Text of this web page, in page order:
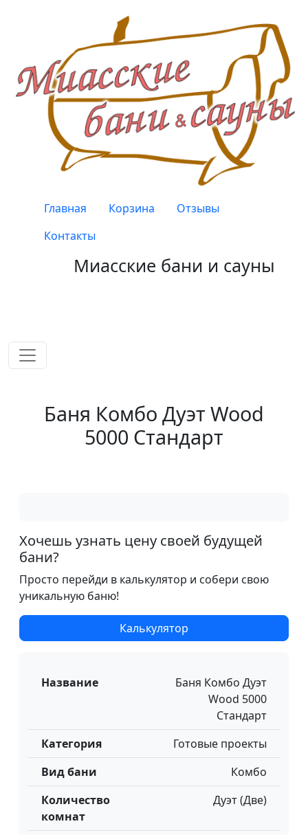
Верхнее меню
Главная Корзина
Отзывы
Контакты
Миасские бани и сауны
Баня Комбо Дуэт Wood
5000 Стандарт
Хочешь узнать цену своей будущей
бани?
Просто перейди в калькулятор и собери свою
уникальную баню!
Калькулятор
Название
Баня Комбо Дуэт
Wood 5000
Стандарт
Категория
Готовые проекты
Вид бани
Комбо
Количество
комнат
Дуэт (Две)